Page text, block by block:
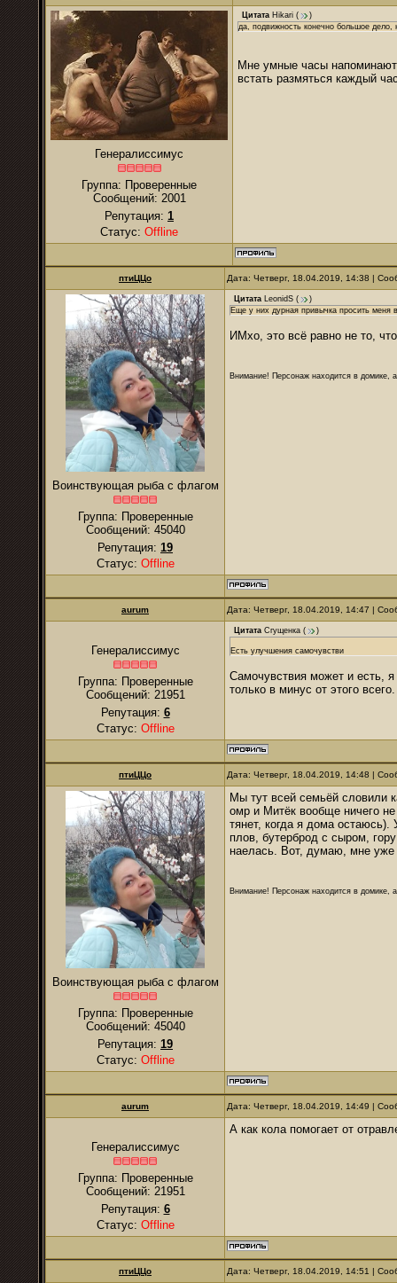
Генералиссимус
Группа: Проверенные
Сообщений: 2001
Репутация: 1
Статус: Offline
Цитата Hikari (
)
да, подвижность конечно большое дело,
Мне умные часы
встать размяться каждый
птиЦЦо Дата: Четверг, 18.04.2019, 14:38 |
Воинствующая рыба с флагом
Группа: Проверенные
Сообщений: 45040
Репутация: 19
Статус: Offline
Цитата LeonidS (
)
Еще у них дурная привычка просить меня
ИМхо, это всё равно не то,
Внимание! Персонаж находится в домике,
аurum Дата: Четверг, 18.04.2019, 14:47 |
Генералиссимус
Группа: Проверенные
Сообщений: 21951
Репутация: 6
Статус: Offline
Цитата Сгущенка ( )
Есть улучшения самочувстви
Самочувствия может и есть,
только в минус от этого всего.
птиЦЦо Дата: Четверг, 18.04.2019, 14:48 |
Воинствующая рыба с флагом
Группа: Проверенные
Сообщений: 45040
Репутация: 19
Статус: Offline
Мы тут всей семьёй словили
омр и Митёк вообще ничего
тянет, когда я дома
плов, бутерброд с сыром,
наелась. Вот, думаю, мне уже
Внимание! Персонаж находится в домике,
аurum Дата: Четверг, 18.04.2019, 14:49 |
Генералиссимус
Группа: Проверенные
Сообщений: 21951
Репутация: 6
Статус: Offline
А как кола помогает от
птиЦЦо Дата: Четверг, 18.04.2019, 14:51 |